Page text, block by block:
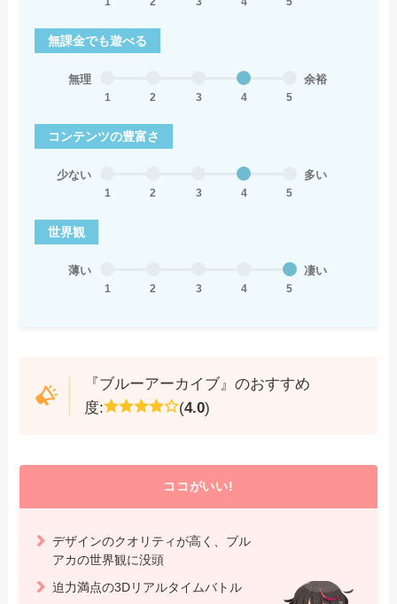
無課金でも遊べる
無理
1 2 3 4 5
余裕
コンテンツの豊富さ
少ない
1 2 3 4 5
多い
世界観
薄い
1 2 3 4 5
凄い
『ブルーアーカイブ』のおすすめ
度:
(4.0)
ココがいい!
デザインのクオリティが高く、ブル
アカの世界観に没頭
迫力満点の3Dリアルタイムバトル